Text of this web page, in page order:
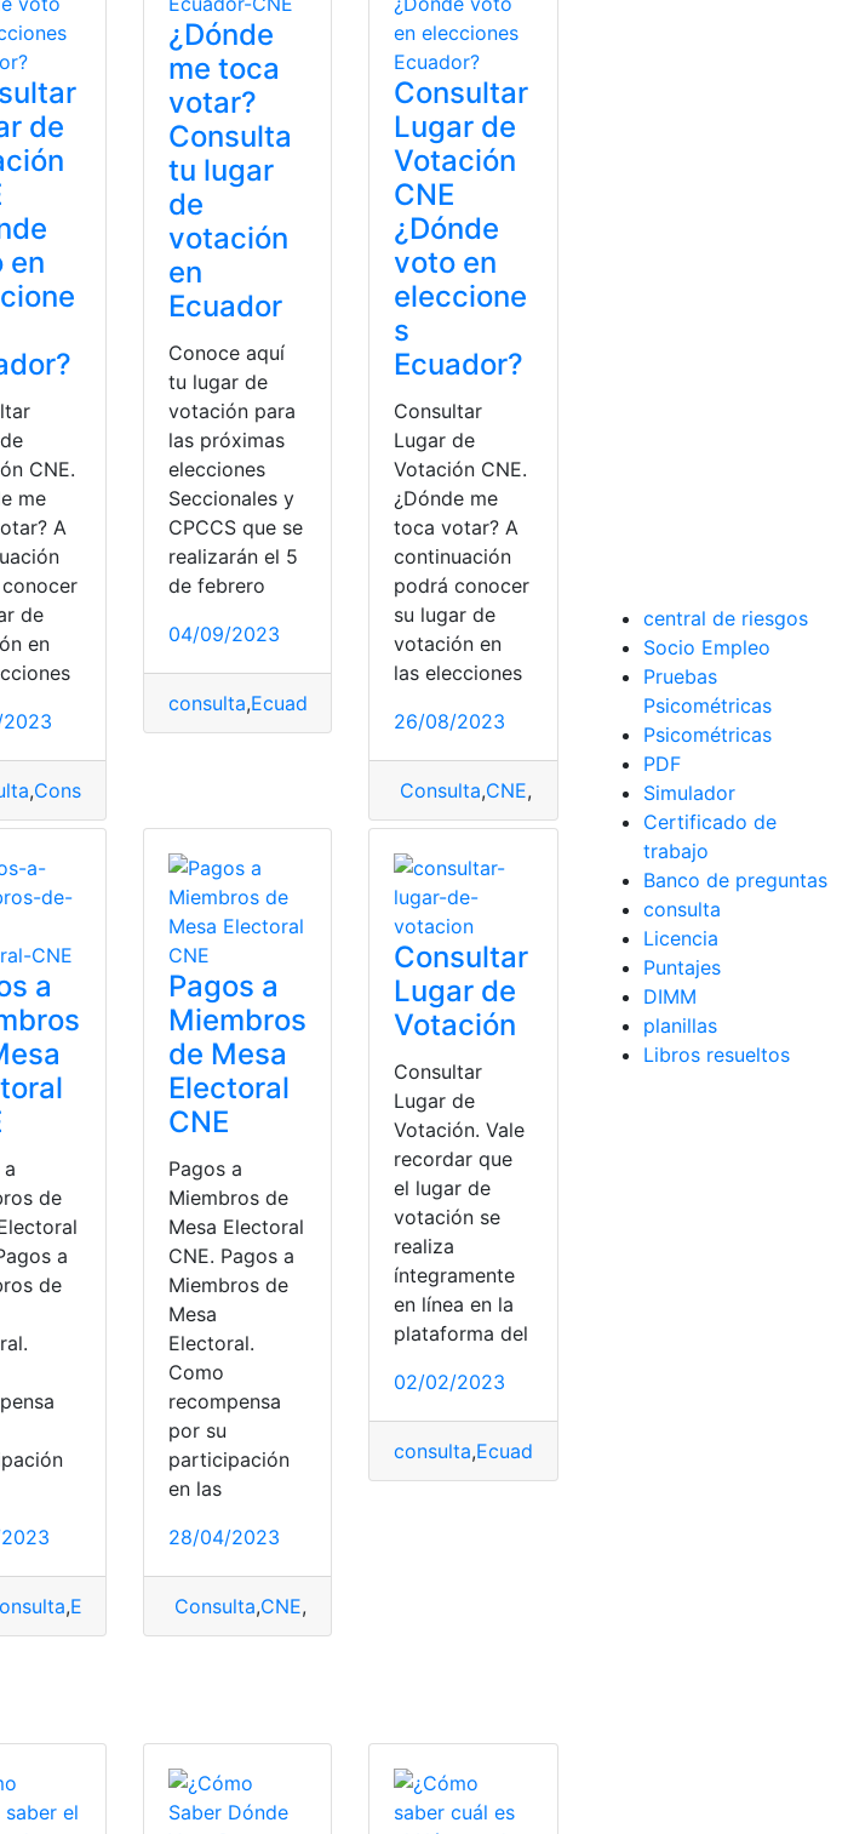
de
en
CNE.
me
A
de
en
,Consultar lugar de votación Ecuador Lugar de votación votación
¿Dónde
me toca
votar?
Consulta
tu lugar
de
votación
en
Ecuador
Conoce aquí
tu lugar de
votación para
las próximas
elecciones
Seccionales y
CPCCS que se
realizarán el 5
de febrero
04/09/2023
consulta,Ecuador
Consultar
Lugar de
Votación
CNE
¿Dónde
voto en
eleccione
s
Ecuador?
Consultar
Lugar de
Votación CNE.
¿Dónde me
toca votar? A
continuación
podrá conocer
su lugar de
votación en
las elecciones
26/08/2023
Consulta,CNE, Lugar de votación
,Plataforma votación
a
de
a
de
,Ecuador
Pagos a
Miembros
de Mesa
Electoral
CNE
Pagos a
Miembros de
Mesa Electoral
CNE. Pagos a
Miembros de
Mesa
Electoral.
Como
recompensa
por su
participación
en las
28/04/2023
Consulta,CNE,
Consultar
Lugar de
Votación
Consultar
Lugar de
Votación. Vale
recordar que
el lugar de
votación se
realiza
íntegramente
en línea en la
plataforma del
02/02/2023
consulta,Ecuador
central de riesgos
Socio Empleo
Pruebas
Psicométricas
Psicométricas
PDF
Simulador
Certificado de
trabajo
Banco de preguntas
consulta
Licencia
Puntajes
DIMM
planillas
Libros resueltos